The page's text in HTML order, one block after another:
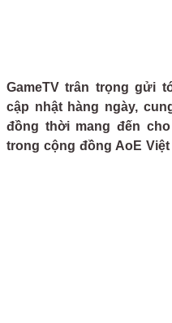
GameTV trân trọng gửi
cập nhật hàng ngày,
đồng thời mang đến
trong cộng đồng AoE Việt